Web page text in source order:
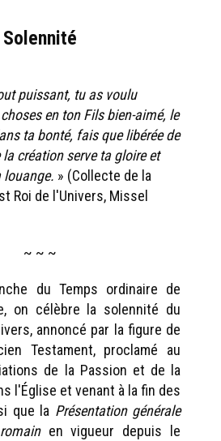
Solennité
puissant, tu as voulu
en ton Fils bien-aimé, le
ta bonté, fais que libérée de
création serve ta gloire et
louange. » (Collecte de la
Roi de l'Univers, Missel
~ ~ ~
du Temps ordinaire de
on célèbre la solennité du
annoncé par la figure de
Testament, proclamé au
de la Passion et de la
l'Église et venant à la fin des
que la Présentation générale
en vigueur depuis le